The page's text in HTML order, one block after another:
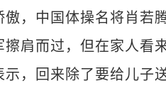
中国体操名将肖若腾
肩而过，但在家人看
，回来除了要给儿子